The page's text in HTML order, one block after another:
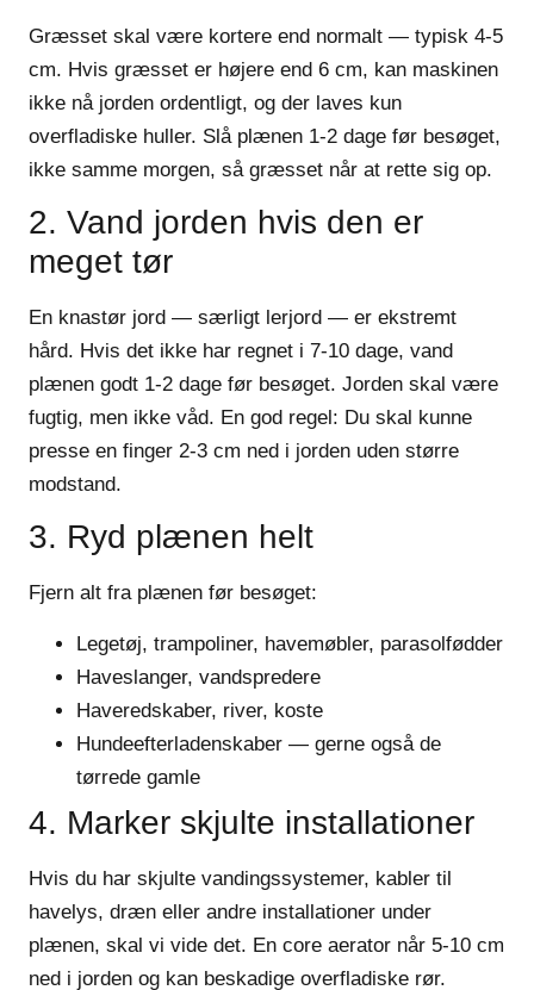
Græsset skal være kortere end normalt — typisk 4-5
cm. Hvis græsset er højere end 6 cm, kan maskinen
ikke nå jorden ordentligt, og der laves kun
overfladiske huller. Slå plænen 1-2 dage før besøget,
ikke samme morgen, så græsset når at rette sig op.
2. Vand jorden hvis den er
meget tør
En knastør jord — særligt lerjord — er ekstremt
hård. Hvis det ikke har regnet i 7-10 dage, vand
plænen godt 1-2 dage før besøget. Jorden skal være
fugtig, men ikke våd. En god regel: Du skal kunne
presse en finger 2-3 cm ned i jorden uden større
modstand.
3. Ryd plænen helt
Fjern alt fra plænen før besøget:
Legetøj, trampoliner, havemøbler, parasolfødder
Haveslanger, vandspredere
Haveredskaber, river, koste
Hundeefterladenskaber — gerne også de
tørrede gamle
4. Marker skjulte installationer
Hvis du har skjulte vandingssystemer, kabler til
havelys, dræn eller andre installationer under
plænen, skal vi vide det. En core aerator når 5-10 cm
ned i jorden og kan beskadige overfladiske rør.